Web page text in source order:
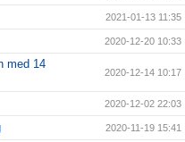
2021-01-13 11:35
2020-12-20 10:33
med 14
2020-12-14 10:17
2020-12-02 22:03
2020-11-19 15:41